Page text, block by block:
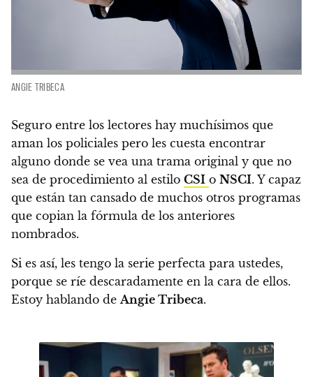
ANGIE TRIBECA
Seguro entre los lectores hay muchísimos que
aman los policiales pero les cuesta encontrar
alguno donde se vea una trama original y que no
sea de procedimiento al estilo CSI o NSCI. Y capaz
que están tan cansado de muchos otros programas
que copian la fórmula de los anteriores
nombrados.
Si es así, les tengo la serie perfecta para ustedes,
porque se ríe descaradamente en la cara de ellos.
Estoy hablando de Angie Tribeca.